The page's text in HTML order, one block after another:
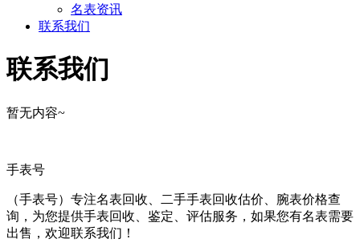
名表资讯
联系我们
联系我们
暂无内容~
手表号
（手表号）专注名表回收、二手手表回收估价、腕表价格查
询，为您提供手表回收、鉴定、评估服务，如果您有名表需要
出售，欢迎联系我们！